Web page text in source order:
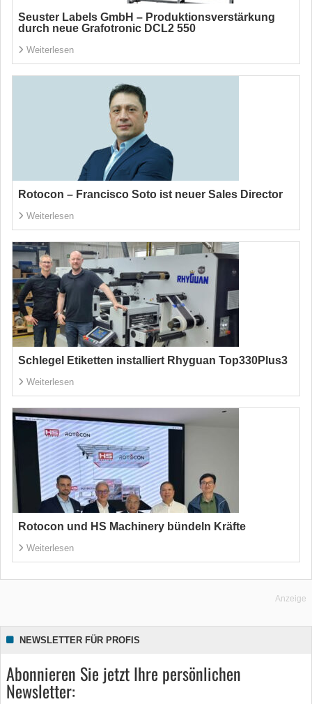
Seuster Labels GmbH – Produktionsverstärkung
durch neue Grafotronic DCL2 550
Weiterlesen
Rotocon – Francisco Soto ist neuer Sales Director
Weiterlesen
Schlegel Etiketten installiert Rhyguan Top330Plus3
Weiterlesen
Rotocon und HS Machinery bündeln Kräfte
Weiterlesen
Anzeige
NEWSLETTER FÜR PROFIS
Abonnieren Sie jetzt Ihre persönlichen
Newsletter: